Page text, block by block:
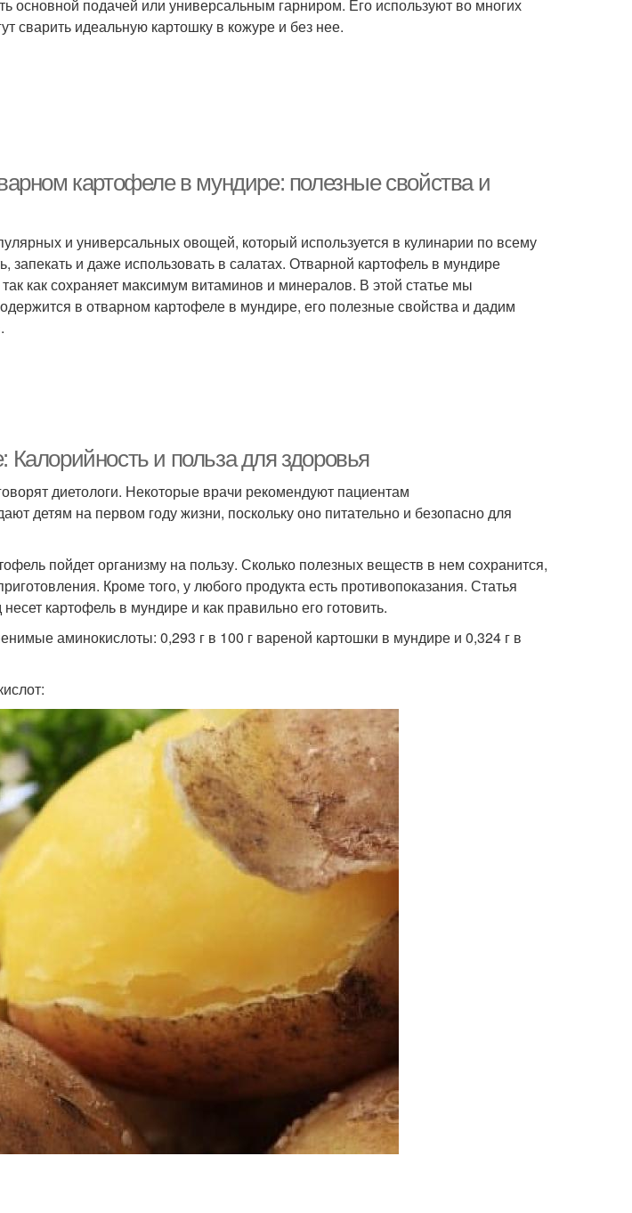
основной подачей или универсальным гарниром. Его используют во многих
сварить идеальную картошку в кожуре и без нее.
картофеле в мундире: полезные свойства и
и универсальных овощей, который используется в кулинарии по всему
запекать и даже использовать в салатах. Отварной картофель в мундире
как сохраняет максимум витаминов и минералов. В этой статье мы
в отварном картофеле в мундире, его полезные свойства и дадим
и польза для здоровья
диетологи. Некоторые врачи рекомендуют пациентам
детям на первом году жизни, поскольку оно питательно и безопасно для
пойдет организму на пользу. Сколько полезных веществ в нем сохранится,
Кроме того, у любого продукта есть противопоказания. Статья
картофель в мундире и как правильно его готовить.
аминокислоты: 0,293 г в 100 г вареной картошки в мундире и 0,324 г в